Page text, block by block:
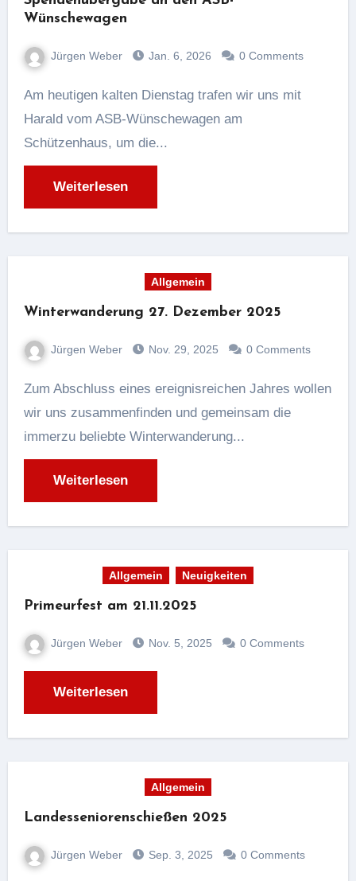
Wünschewagen
Jürgen Weber Jan. 6, 2026 0 Comments
Am heutigen kalten Dienstag trafen wir uns mit
Harald vom ASB-Wünschewagen am
Schützenhaus, um die...
Weiterlesen
Allgemein
Winterwanderung 27. Dezember 2025
Jürgen Weber Nov. 29, 2025 0 Comments
Zum Abschluss eines ereignisreichen Jahres wollen
wir uns zusammenfinden und gemeinsam die
immerzu beliebte Winterwanderung...
Weiterlesen
Allgemein Neuigkeiten
Primeurfest am 21.11.2025
Jürgen Weber Nov. 5, 2025 0 Comments
Weiterlesen
Allgemein
Landesseniorenschießen 2025
Jürgen Weber Sep. 3, 2025 0 Comments